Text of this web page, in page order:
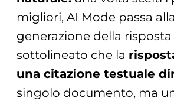
migliori, AI Mode passa alla
generazione della risposta
sottolineato che la
una citazione testuale
singolo documento, ma